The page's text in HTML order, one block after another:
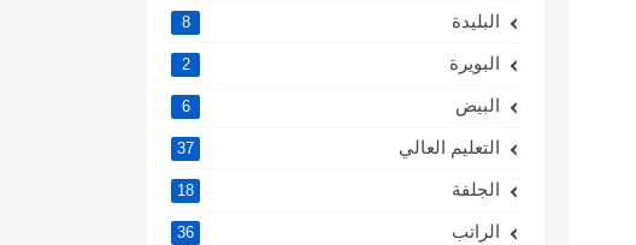
البليدة 8
البويرة 2
البيض 6
التعليم العالي 37
الجلفة 18
الراتب 36